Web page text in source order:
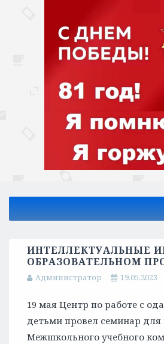
ИНТЕЛЛЕКТУАЛЬНЫЕ
ОБРАЗОВАТЕЛЬНОМ
Администратор 19.05.2023
19 мая Центр по работе с
детьми провел семинар для
Межшкольного учебного